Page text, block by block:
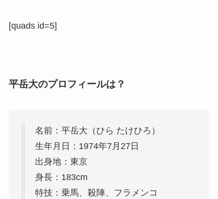
[quads id=5]
平岳大のプロフィールは？
名前：平岳大（ひら たけひろ）
生年月日：1974年7月27日
出身地：東京
身長：183cm
特技：乗馬、殺陣、フラメンコ